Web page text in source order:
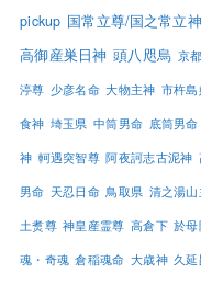
pickup 国常立尊/国之常立神
高御産巣日神 頭八咫烏 京
渟尊 少彦名命 大物主神 市杵
食神 埼玉県 中筒男命 底筒男命
神 軻遇突智尊 阿夜訶志古泥神
男命 天忍日命 鳥取県 清之湯
土煑尊 神皇産霊尊 高倉下 於
魂・奇魂 倉稲魂命 大歳神 久